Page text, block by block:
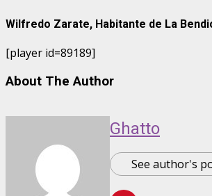
Wilfredo Zarate, Habitante de La
[player id=89189]
About The Author
Ghatto
See author's